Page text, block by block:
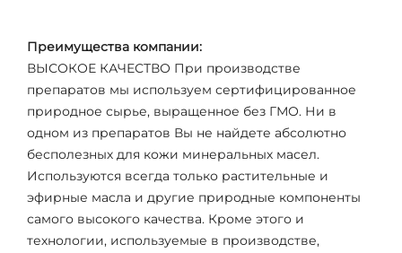
Преимущества компании:
ВЫСОКОЕ КАЧЕСТВО При производстве
препаратов мы используем сертифицированное
природное сырье, выращенное без ГМО. Ни в
одном из препаратов Вы не найдете абсолютно
бесполезных для кожи минеральных масел.
Используются всегда только растительные и
эфирные масла и другие природные компоненты
самого высокого качества. Кроме этого и
технологии, используемые в производстве,